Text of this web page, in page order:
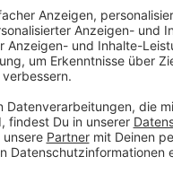
Herunterzuspielen,
verzichten, hält sie
Anzeige
Silvia erlebt